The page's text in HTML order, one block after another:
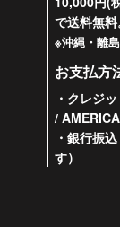
で送料無料
※沖縄・離
お支払方
・クレジ
/
・銀行振
す）